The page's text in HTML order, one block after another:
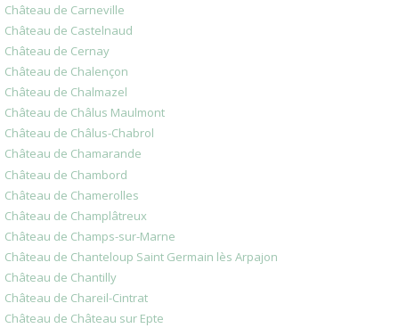
Château de Carneville
Château de Castelnaud
Château de Cernay
Château de Chalençon
Château de Chalmazel
Château de Châlus Maulmont
Château de Châlus-Chabrol
Château de Chamarande
Château de Chambord
Château de Chamerolles
Château de Champlâtreux
Château de Champs-sur-Marne
Château de Chanteloup Saint Germain lès Arpajon
Château de Chantilly
Château de Chareil-Cintrat
Château de Château sur Epte